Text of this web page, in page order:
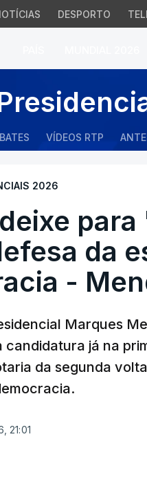
DESPORTO
para
VÍDEOS RTP
2026
da
-
Marques
candidatura já na
da segunda
21:01